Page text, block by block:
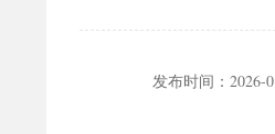
发布时间： 2026-